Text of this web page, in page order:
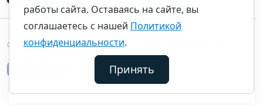
©thecommunity.ru 2026. Все права защищены.
работы сайта. Оставаясь на сайте, вы
соглашаетесь с нашей Политикой
конфиденциальности.
Принять